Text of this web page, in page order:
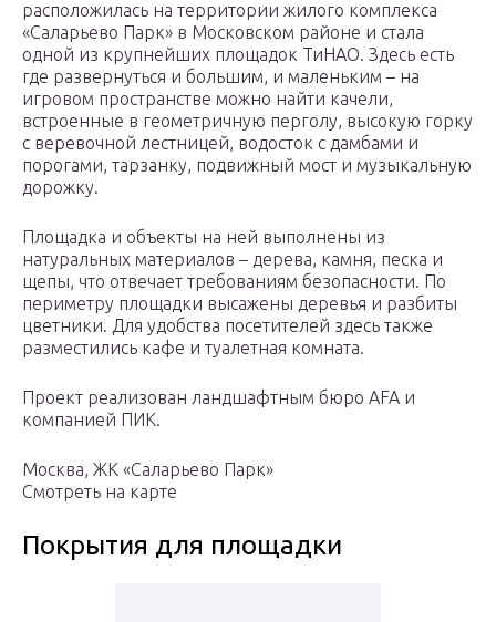
расположилась на территории жилого комплекса
«Саларьево Парк» в Московском районе и стала
одной из крупнейших площадок ТиНАО. Здесь есть
где развернуться и большим, и маленьким – на
игровом пространстве можно найти качели,
встроенные в геометричную перголу, высокую горку
с веревочной лестницей, водосток с дамбами и
порогами, тарзанку, подвижный мост и музыкальную
дорожку.
Площадка и объекты на ней выполнены из
натуральных материалов – дерева, камня, песка и
щепы, что отвечает требованиям безопасности. По
периметру площадки высажены деревья и разбиты
цветники. Для удобства посетителей здесь также
разместились кафе и туалетная комната.
Проект реализован ландшафтным бюро AFA и
компанией ПИК.
Москва, ЖК «Саларьево Парк»
Смотреть на карте
Покрытия для площадки